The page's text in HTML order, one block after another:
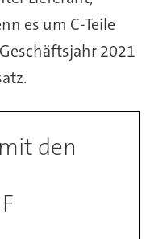
es um C-Teile
2021
den